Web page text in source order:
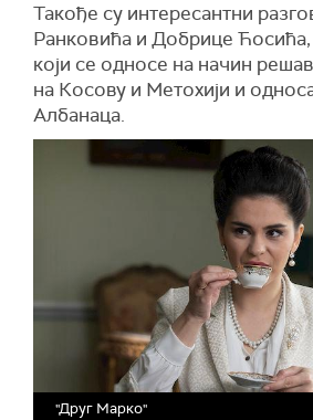
Такође су интересантни
Ранковића и Добрице
који се односе на начин
на Косову и Метохији и
Албанаца.
"Друг Марко"